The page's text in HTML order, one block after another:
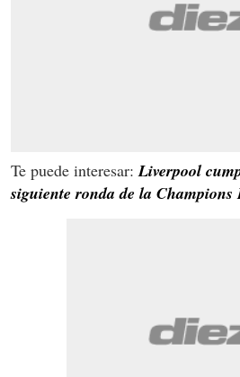
Te puede interesar: Liverpool
siguiente ronda de la Champions